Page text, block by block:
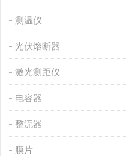
测温仪
光伏熔断器
激光测距仪
电容器
整流器
膜片